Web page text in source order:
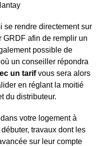
se rendre directement sur
GRDF afin de remplir un
possible de
où un conseiller répondra
un tarifvous sera alors
en réglant la moitié
du distributeur.
votre logement à
travaux dont les
sur leur compte